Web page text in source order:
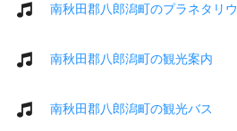
南秋田郡八郎潟町のプラネタリ
南秋田郡八郎潟町の観光案内
南秋田郡八郎潟町の観光バス